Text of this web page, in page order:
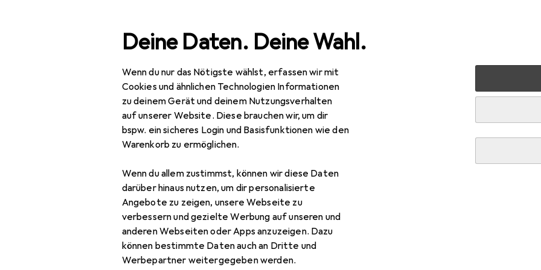
Deine Daten. Deine Wahl.
Wenn du nur das Nötigste wählst, erfassen wir mit
Cookies und ähnlichen Technologien Informationen
zu deinem Gerät und deinem Nutzungsverhalten
auf unserer Website. Diese brauchen wir, um dir
bspw. ein sicheres Login und Basisfunktionen wie den
Warenkorb zu ermöglichen.
Wenn du allem zustimmst, können wir diese Daten
darüber hinaus nutzen, um dir personalisierte
Angebote zu zeigen, unsere Webseite zu
verbessern und gezielte Werbung auf unseren und
anderen Webseiten oder Apps anzuzeigen. Dazu
können bestimmte Daten auch an Dritte und
Werbepartner weitergegeben werden.
Navigation nach Kategorien Gesamtsortiment Wohnen Möbel Vicco
EUR
127,21
Zubehör für Vicco Eckschrank für
Hier findest du passendes Zubehör zum Produkt Vicco Eckschrank für Hausrat R-Line